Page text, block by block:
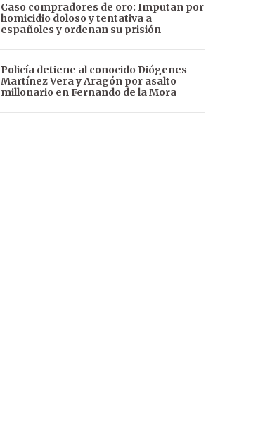
Caso compradores de oro: Imputan por
homicidio doloso y tentativa a
españoles y ordenan su prisión
Policía detiene al conocido Diógenes
Martínez Vera y Aragón por asalto
millonario en Fernando de la Mora